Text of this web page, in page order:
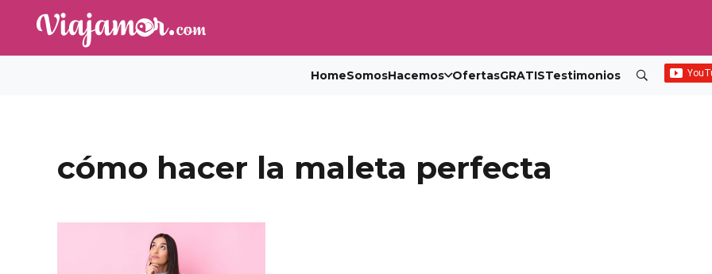
HomeSomosHacemos OfertasGRATISTestimonios
cómo hacer la maleta perfecta